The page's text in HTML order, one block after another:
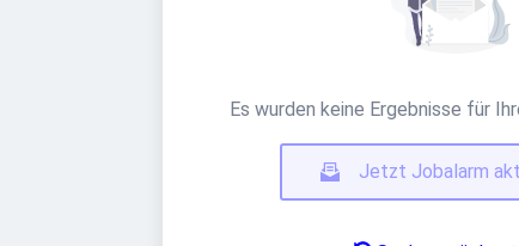
Es wurden keine Ergebnisse für
Jetzt Jobalarm